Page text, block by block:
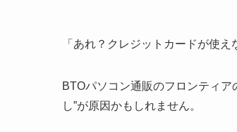
「あれ？クレジットカードが使え
BTOパソコン通販のフロンティ
し”が原因かもしれません。